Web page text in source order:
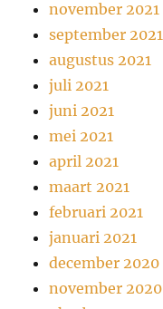
november 2021
september 2021
augustus 2021
juli 2021
juni 2021
mei 2021
april 2021
maart 2021
februari 2021
januari 2021
december 2020
november 2020